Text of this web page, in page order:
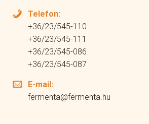
Telefon:
+36/23/545-110
+36/23/545-111
+36/23/545-086
+36/23/545-087
E-mail:
fermenta@fermenta.hu